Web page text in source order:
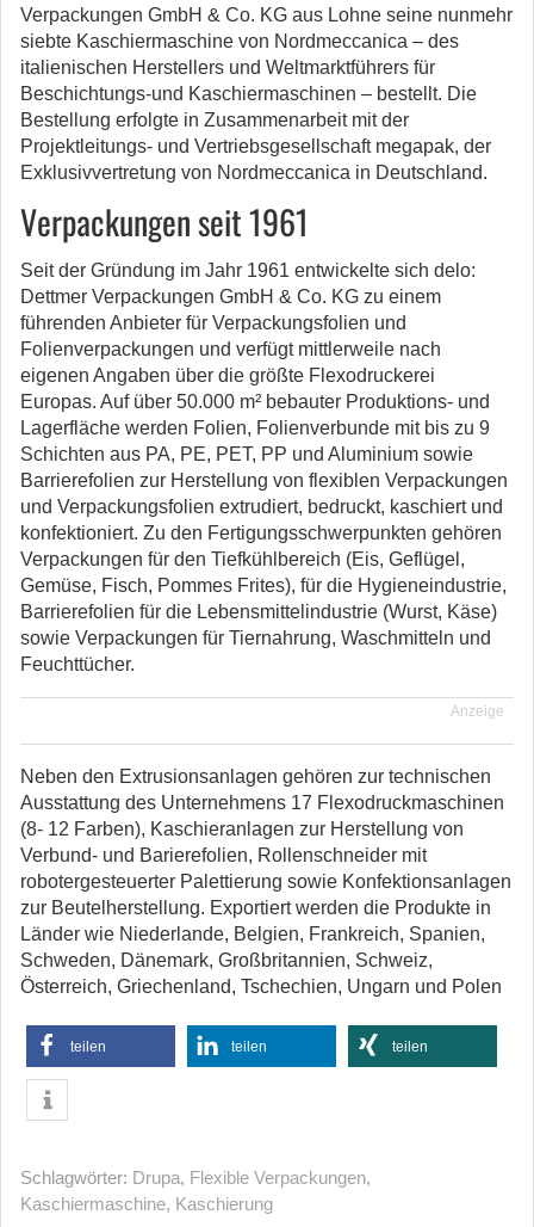
Verpackungen GmbH & Co. KG aus Lohne seine nunmehr
siebte Kaschiermaschine von Nordmeccanica – des
italienischen Herstellers und Weltmarktführers für
Beschichtungs-und Kaschiermaschinen – bestellt. Die
Bestellung erfolgte in Zusammenarbeit mit der
Projektleitungs- und Vertriebsgesellschaft megapak, der
Exklusivvertretung von Nordmeccanica in Deutschland.
Verpackungen seit 1961
Seit der Gründung im Jahr 1961 entwickelte sich delo:
Dettmer Verpackungen GmbH & Co. KG zu einem
führenden Anbieter für Verpackungsfolien und
Folienverpackungen und verfügt mittlerweile nach
eigenen Angaben über die größte Flexodruckerei
Europas. Auf über 50.000 m² bebauter Produktions- und
Lagerfläche werden Folien, Folienverbunde mit bis zu 9
Schichten aus PA, PE, PET, PP und Aluminium sowie
Barrierefolien zur Herstellung von flexiblen Verpackungen
und Verpackungsfolien extrudiert, bedruckt, kaschiert und
konfektioniert. Zu den Fertigungsschwerpunkten gehören
Verpackungen für den Tiefkühlbereich (Eis, Geflügel,
Gemüse, Fisch, Pommes Frites), für die Hygieneindustrie,
Barrierefolien für die Lebensmittelindustrie (Wurst, Käse)
sowie Verpackungen für Tiernahrung, Waschmitteln und
Feuchttücher.
Anzeige
Neben den Extrusionsanlagen gehören zur technischen
Ausstattung des Unternehmens 17 Flexodruckmaschinen
(8- 12 Farben), Kaschieranlagen zur Herstellung von
Verbund- und Barierefolien, Rollenschneider mit
robotergesteuerter Palettierung sowie Konfektionsanlagen
zur Beutelherstellung. Exportiert werden die Produkte in
Länder wie Niederlande, Belgien, Frankreich, Spanien,
Schweden, Dänemark, Großbritannien, Schweiz,
Österreich, Griechenland, Tschechien, Ungarn und Polen
teilen teilen teilen
Schlagwörter: Drupa, Flexible Verpackungen,
Kaschiermaschine, Kaschierung